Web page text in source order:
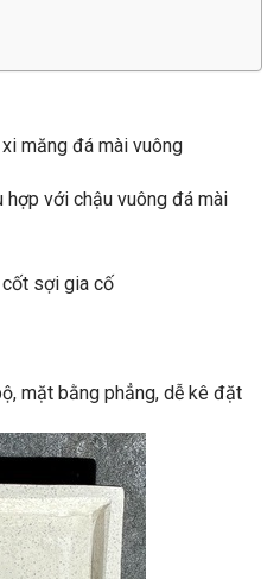
măng đá mài vuông
hợp với chậu vuông đá mài
sợi gia cố
mặt bằng phẳng, dễ kê đặt